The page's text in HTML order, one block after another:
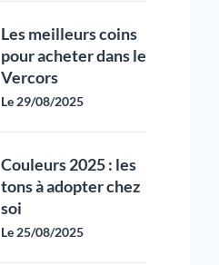
Les meilleurs coins
pour acheter dans le
Vercors
Le 29/08/2025
Couleurs 2025 : les
tons à adopter chez
soi
Le 25/08/2025